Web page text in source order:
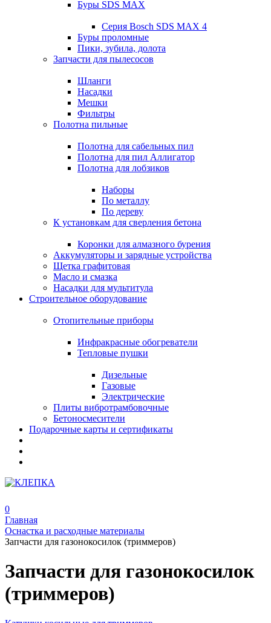
Буры SDS MAX
Серия Bosch SDS MAX 4
Буры проломные
Пики, зубила, долота
Запчасти для пылесосов
Шланги
Насадки
Мешки
Фильтры
Полотна пильные
Полотна для сабельных пил
Полотна для пил Аллигатор
Полотна для лобзиков
Наборы
По металлу
По дереву
К установкам для сверления бетона
Коронки для алмазного бурения
Аккумуляторы и зарядные устройства
Щетка графитовая
Масло и смазка
Насадки для мультитула
Строительное оборудование
Отопительные приборы
Инфракрасные обогреватели
Тепловые пушки
Дизельные
Газовые
Электрические
Плиты вибротрамбовочные
Бетоносмесители
Подарочные карты и сертификаты
0
Главная
Оснастка и расходные материалы
Запчасти для газонокосилок (триммеров)
Запчасти для газонокосилок
(триммеров)